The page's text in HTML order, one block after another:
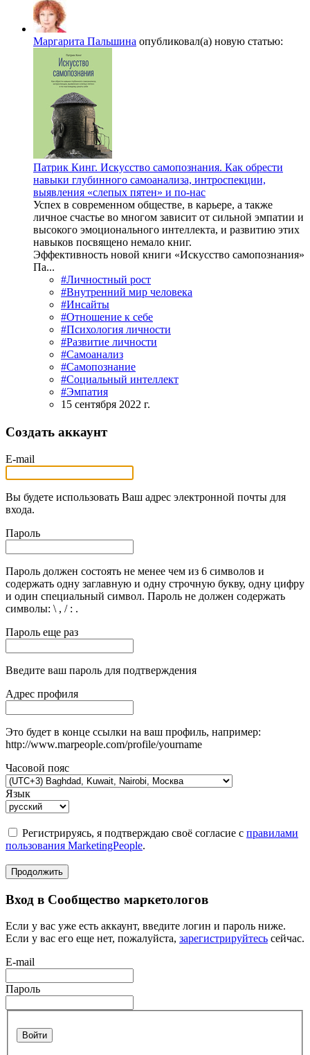
Маргарита Пальшина опубликовал(а) новую статью:
Патрик Кинг. Искусство самопознания. Как обрести
навыки глубинного самоанализа, интроспекции,
выявления «слепых пятен» и по-нас
Успех в современном обществе, в карьере, а также
личное счастье во многом зависит от сильной эмпатии и
высокого эмоционального интеллекта, и развитию этих
навыков посвящено немало книг.
Эффективность новой книги «Искусство самопознания»
Па...
#Личностный рост
#Внутренний мир человека
#Инсайты
#Отношение к себе
#Психология личности
#Развитие личности
#Самоанализ
#Самопознание
#Социальный интеллект
#Эмпатия
15 сентября 2022 г.
Создать аккаунт
E-mail
Вы будете использовать Ваш адрес электронной почты для
входа.
Пароль
Пароль должен состоять не менее чем из 6 символов и
содержать одну заглавную и одну строчную букву, одну цифру
и один специальный символ. Пароль не должен содержать
символы: \ , / : .
Пароль еще раз
Введите ваш пароль для подтверждения
Адрес профиля
Это будет в конце ссылки на ваш профиль, например:
http://www.marpeople.com/profile/yourname
Часовой пояс
Язык
Регистрируясь, я подтверждаю своё согласие с правилами
пользования MarketingPeople.
Продолжить
Вход в Сообщество маркетологов
Если у вас уже есть аккаунт, введите логин и пароль ниже.
Если у вас его еще нет, пожалуйста, зарегистрируйтесь сейчас.
E-mail
Пароль
Войти